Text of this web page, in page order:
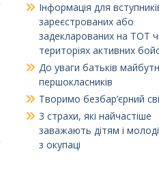
Інформація для
зареєстрованих або
задекларованих на ТОТ
територіях активних
До уваги батьків
першокласників
Творимо безбар’єрний
3 страхи, які найчастіше
заважають дітям і
з окупаці